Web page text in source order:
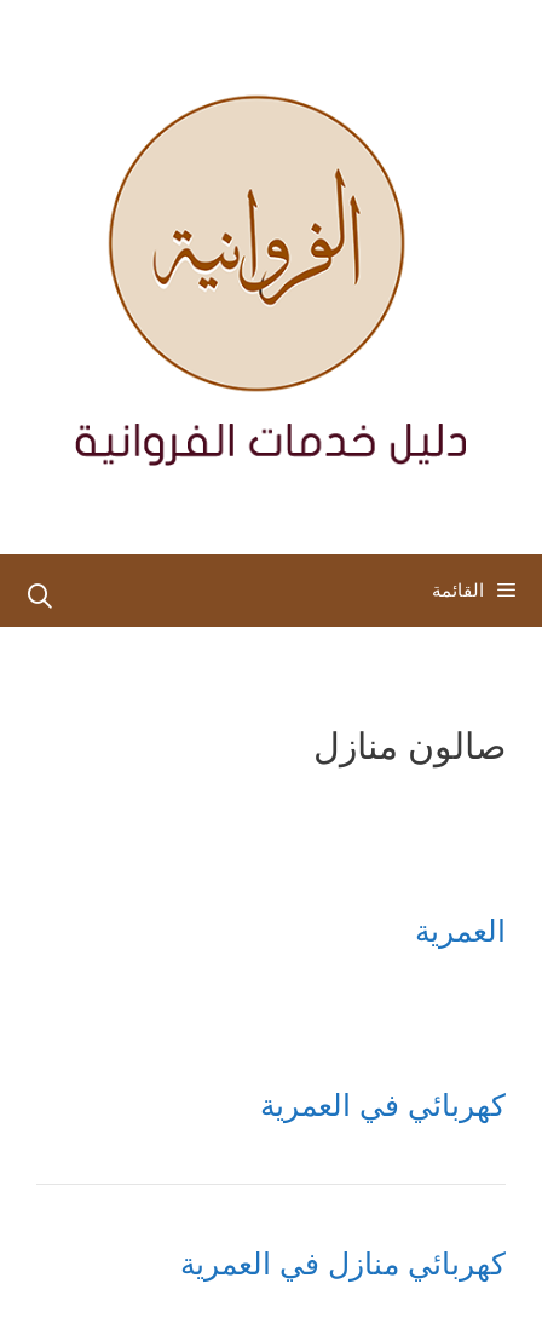
القائمة
صالون منازل
العمرية
كهربائي في العمرية
كهربائي منازل في العمرية